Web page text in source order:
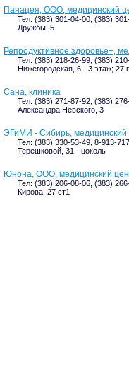
Панацея, ООО, медицинский
Тел: (383) 301-04-00, (383)
Дружбы, 5
Репродуктивное здоровье+,
Тел: (383) 218-26-99, (383)
Нижегородская, 6 - 3 этаж; 27
Сана, клиника
Тел: (383) 271-87-92, (383)
Александра Невского, 3
ЭГиМИ - Сибирь, медицинский
Тел: (383) 330-53-49, 8-913-
Терешковой, 31 - цоколь
Юнона, ООО, медицинский
Тел: (383) 206-08-06, (383)
Кирова, 27 ст1